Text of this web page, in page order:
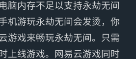
脑内存不足以支持永劫无间
机游玩永劫无间会发烫，你
游戏来畅玩永劫无间。只需
上线游戏。网易云游戏同时